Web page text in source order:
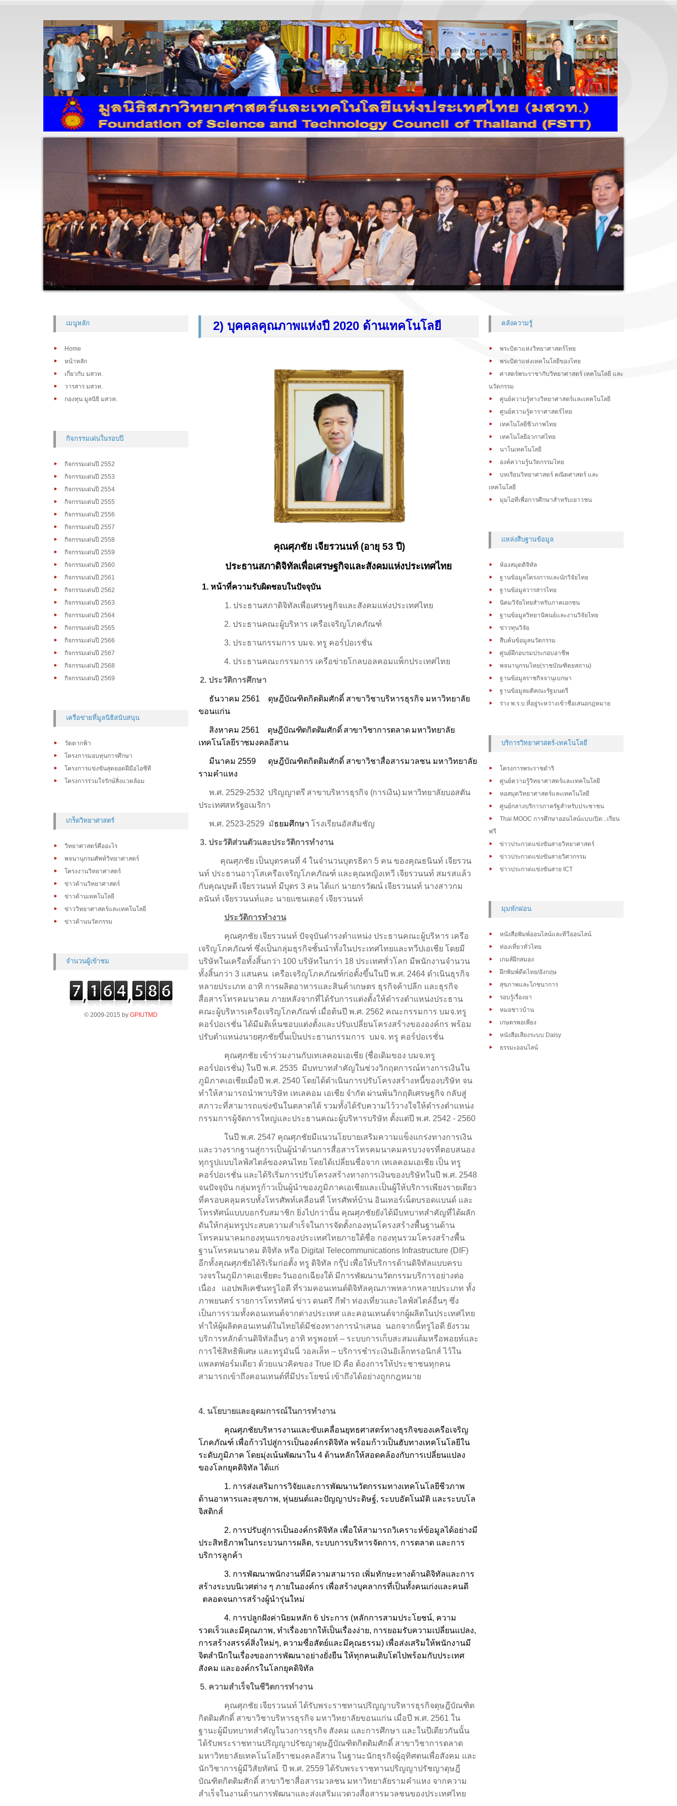
เมนูหลัก
Home
หน้าหลัก
เกี่ยวกับ มสวท.
วารสาร มสวท.
กองทุน มูลนิธิ มสวท.
กิจกรรมเด่นในรอบปี
กิจกรรมเด่นปี 2552
กิจกรรมเด่นปี 2553
กิจกรรมเด่นปี 2554
กิจกรรมเด่นปี 2555
กิจกรรมเด่นปี 2556
กิจกรรมเด่นปี 2557
กิจกรรมเด่นปี 2558
กิจกรรมเด่นปี 2559
กิจกรรมเด่นปี 2560
กิจกรรมเด่นปี 2561
กิจกรรมเด่นปี 2562
กิจกรรมเด่นปี 2563
กิจกรรมเด่นปี 2564
กิจกรรมเด่นปี 2565
กิจกรรมเด่นปี 2566
กิจกรรมเด่นปี 2567
กิจกรรมเด่นปี 2568
กิจกรรมเด่นปี 2569
เครือข่ายที่มูลนิธิสนับสนุน
วัดตากฟ้า
โครงการมอบทุนการศึกษา
โครงการแข่งขันสุดยอดฝีมือไอซีที
โครงการร่วมใจรักษ์สิ่งแวดล้อม
เกร็ดวิทยาศาสตร์
วิทยาศาสตร์คืออะไร
พจนานุกรมศัพท์วิทยาศาสตร์
โครงงานวิทยาศาสตร์
ข่าวด้านวิทยาศาสตร์
ข่าวด้านเทคโนโลยี
ข่าววิทยาศาสตร์และเทคโนโลยี
ข่าวด้านนวัตกรรม
จำนวนผู้เข้าชม
© 2009-2015 by GPIUTMD
2) บุคคลคุณภาพแห่งปี 2020 ด้านเทคโนโลยี
คุณศุภชัย เจียรวนนท์ (อายุ 53 ปี)
ประธานสภาดิจิทัลเพื่อเศรษฐกิจและสังคมแห่งประเทศไทย
1. หน้าที่ความรับผิดชอบในปัจจุบัน
1. ประธานสภาดิจิทัลเพื่อเศรษฐกิจและสังคมแห่งประเทศไทย
2. ประธานคณะผู้บริหาร เครือเจริญโภคภัณฑ์
3. ประธานกรรมการ บมจ. ทรู คอร์ปอเรชั่น
4. ประธานคณะกรรมการ เครือข่ายโกลบอลคอมแพ็กประเทศไทย
2. ประวัติการศึกษา
ธันวาคม 2561
ดุษฎีบัณฑิตกิตติมศักดิ์ สาขาวิชาบริหารธุรกิจ มหาวิทยาลัย
ขอนแก่น
สิงหาคม 2561
ดุษฎีบัณฑิตกิตติมศักดิ์ สาขาวิชาการตลาด มหาวิทยาลัย
เทคโนโลยีราชมงคลอีสาน
มีนาคม 2559
ดุษฎีบัณฑิตกิตติมศักดิ์ สาขาวิชาสื่อสารมวลชน มหาวิทยาลัย
รามคำแหง
พ.ศ. 2529-2532 ปริญญาตรี สาขาบริหารธุรกิจ (การเงิน) มหาวิทยาลัยบอสตัน
ประเทศสหรัฐอเมริกา
พ.ศ. 2523-2529 มัธยมศึกษา โรงเรียนอัสสัมชัญ
3. ประวัติส่วนตัวและประวัติการทำงาน
คุณศุภชัย เป็นบุตรคนที่ 4 ในจำนวนบุตรธิดา 5 คน ของคุณธนินท์ เจียรวน
นท์ ประธานอาวุโสเครือเจริญโภคภัณฑ์ และคุณหญิงเทวี เจียรวนนท์ สมรสแล้ว
กับคุณบุษดี เจียรวนนท์ มีบุตร 3 คน ได้แก่ นายกรวัฒน์ เจียรวนนท์ นางสาวกม
ลนันท์ เจียรวนนท์และ นายแซนเดอร์ เจียรวนนท์
ประวัติการทำงาน
คุณศุภชัย เจียรวนนท์ ปัจจุบันดำรงตำแหน่ง ประธานคณะผู้บริหาร เครือ
เจริญโภคภัณฑ์ ซึ่งเป็นกลุ่มธุรกิจชั้นนำทั้งในประเทศไทยและทวีปเอเชีย โดยมี
บริษัทในเครือทั้งสิ้นกว่า 100 บริษัทในกว่า 18 ประเทศทั่วโลก มีพนักงานจำนวน
ทั้งสิ้นกว่า 3 แสนคน เครือเจริญโภคภัณฑ์ก่อตั้งขึ้นในปี พ.ศ. 2464 ดำเนินธุรกิจ
หลายประเภท อาทิ การผลิตอาหารและสินค้าเกษตร ธุรกิจค้าปลีก และธุรกิจ
สื่อสารโทรคมนาคม ภายหลังจากที่ได้รับการแต่งตั้งให้ดำรงตำแหน่งประธาน
คณะผู้บริหารเครือเจริญโภคภัณฑ์ เมื่อต้นปี พ.ศ. 2562 คณะกรรมการ บมจ.ทรู
คอร์ปอเรชั่น ได้มีมติเห็นชอบแต่งตั้งและปรับเปลี่ยนโครงสร้างขององค์กร พร้อม
ปรับตำแหน่งนายศุภชัยขึ้นเป็นประธานกรรมการ บมจ. ทรู คอร์ปอเรชั่น
คุณศุภชัย เข้าร่วมงานกับเทเลคอมเอเชีย (ชื่อเดิมของ บมจ.ทรู
คอร์ปอเรชั่น) ในปี พ.ศ. 2535 มีบทบาทสำคัญในช่วงวิกฤตการณ์ทางการเงินใน
ภูมิภาคเอเชียเมื่อปี พ.ศ. 2540 โดยได้ดำเนินการปรับโครงสร้างหนี้ของบริษัท จน
ทำให้สามารถนำพาบริษัท เทเลคอม เอเชีย จำกัด ผ่านพ้นวิกฤติเศรษฐกิจ กลับสู่
สภาวะที่สามารถแข่งขันในตลาดได้ รวมทั้งได้รับความไว้วางใจให้ดำรงตำแหน่ง
กรรมการผู้จัดการใหญ่และประธานคณะผู้บริหารบริษัท ตั้งแต่ปี พ.ศ. 2542 - 2560
ในปี พ.ศ. 2547 คุณศุภชัยมีแนวนโยบายเสริมความแข็งแกร่งทางการเงิน
และวางรากฐานสู่การเป็นผู้นำด้านการสื่อสารโทรคมนาคมครบวงจรที่ตอบสนอง
ทุกรูปแบบไลฟ์สไตล์ของคนไทย โดยได้เปลี่ยนชื่อจาก เทเลคอมเอเชีย เป็น ทรู
คอร์ปอเรชั่น และได้ริเริ่มการปรับโครงสร้างทางการเงินของบริษัทในปี พ.ศ. 2548
จนปัจจุบัน กลุ่มทรูก้าวเป็นผู้นำของภูมิภาคเอเชียและเป็นผู้ให้บริการเพียงรายเดียว
ที่ครอบคลุมครบทั้งโทรศัพท์เคลื่อนที่ โทรศัพท์บ้าน อินเทอร์เน็ตบรอดแบนด์ และ
โทรทัศน์แบบบอกรับสมาชิก ยิ่งไปกว่านั้น คุณศุภชัยยังได้มีบทบาทสำคัญที่ได้ผลัก
ดันให้กลุ่มทรูประสบความสำเร็จในการจัดตั้งกองทุนโครงสร้างพื้นฐานด้าน
โทรคมนาคมกองทุนแรกของประเทศไทยภายใต้ชื่อ กองทุนรวมโครงสร้างพื้น
ฐานโทรคมนาคม ดิจิทัล หรือ Digital Telecommunications Infrastructure (DIF)
อีกทั้งคุณศุภชัยได้ริเริ่มก่อตั้ง ทรู ดิจิทัล กรุ๊ป เพื่อให้บริการด้านดิจิทัลแบบครบ
วงจรในภูมิภาคเอเชียตะวันออกเฉียงใต้ มีการพัฒนานวัตกรรมบริการอย่างต่อ
เนื่อง
แอปพลิเคชันทรูไอดี ที่รวมคอนเทนต์ดิจิทัลคุณภาพหลากหลายประเภท ทั้ง
ภาพยนตร์ รายการโทรทัศน์ ข่าว ดนตรี กีฬา ท่องเที่ยวและไลฟ์สไตล์อื่นๆ ซึ่ง
เป็นการรวมทั้งคอนเทนต์จากต่างประเทศ และคอนเทนต์จากผู้ผลิตในประเทศไทย
ทำให้ผู้ผลิตคอนเทนต์ในไทยได้มีช่องทางการนำเสนอ นอกจากนี้ทรูไอดี ยังรวม
บริการหลักด้านดิจิทัลอื่นๆ อาทิ ทรูพอยท์ – ระบบการเก็บสะสมแต้มหรือพอยท์และ
การใช้สิทธิพิเศษ และทรูมันนี่ วอลเล็ท – บริการชำระเงินอิเล็กทรอนิกส์ ไว้ใน
แพลตฟอร์มเดียว ด้วยแนวคิดของ True ID คือ ต้องการให้ประชาชนทุกคน
สามารถเข้าถึงคอนเทนต์ที่มีประโยชน์ เข้าถึงได้อย่างถูกกฎหมาย
4. นโยบายและอุดมการณ์ในการทำงาน
คุณศุภชัยบริหารงานและขับเคลื่อนยุทธศาสตร์ทางธุรกิจของเครือเจริญ
โภคภัณฑ์ เพื่อก้าวไปสู่การเป็นองค์กรดิจิทัล พร้อมก้าวเป็นฮับทางเทคโนโลยีใน
ระดับภูมิภาค โดยมุ่งเน้นพัฒนาใน 4 ด้านหลักให้สอดคล้องกับการเปลี่ยนแปลง
ของโลกยุคดิจิทัล ได้แก่
1. การส่งเสริมการวิจัยและการพัฒนานวัตกรรมทางเทคโนโลยีชีวภาพ
ด้านอาหารและสุขภาพ, หุ่นยนต์และปัญญาประดิษฐ์, ระบบอัตโนมัติ และระบบโล
จิสติกส์
2. การปรับสู่การเป็นองค์กรดิจิทัล เพื่อให้สามารถวิเคราะห์ข้อมูลได้อย่างมี
ประสิทธิภาพในกระบวนการผลิต, ระบบการบริหารจัดการ, การตลาด และการ
บริการลูกค้า
3. การพัฒนาพนักงานที่มีความสามารถ เพิ่มทักษะทางด้านดิจิทัลและการ
สร้างระบบนิเวศต่าง ๆ ภายในองค์กร เพื่อสร้างบุคลากรที่เป็นทั้งคนเก่งและคนดี
ตลอดจนการสร้างผู้นำรุ่นใหม่
4. การปลูกฝังค่านิยมหลัก 6 ประการ (หลักการสามประโยชน์, ความ
รวดเร็วและมีคุณภาพ, ทำเรื่องยากให้เป็นเรื่องง่าย, การยอมรับความเปลี่ยนแปลง,
การสร้างสรรค์สิ่งใหม่ๆ, ความซื่อสัตย์และมีคุณธรรม) เพื่อส่งเสริมให้พนักงานมี
จิตสำนึกในเรื่องของการพัฒนาอย่างยั่งยืน ให้ทุกคนเติบโตไปพร้อมกับประเทศ
สังคม และองค์กรในโลกยุคดิจิทัล
5. ความสำเร็จในชีวิตการทำงาน
คุณศุภชัย เจียรวนนท์ ได้รับพระราชทานปริญญาบริหารธุรกิจดุษฎีบัณฑิต
กิตติมศักดิ์ สาขาวิชาบริหารธุรกิจ มหาวิทยาลัยขอนแก่น เมื่อปี พ.ศ. 2561 ใน
ฐานะผู้มีบทบาทสำคัญในวงการธุรกิจ สังคม และการศึกษา และในปีเดียวกันนั้น
ได้รับพระราชทานปริญญาปรัชญาดุษฎีบัณฑิตกิตติมศักดิ์ สาขาวิชาการตลาด
มหาวิทยาลัยเทคโนโลยีราชมงคลอีสาน ในฐานะนักธุรกิจผู้อุทิศตนเพื่อสังคม และ
นักวิชาการผู้มีวิสัยทัศน์ ปี พ.ศ. 2559ได้รับพระราชทานปริญญาปรัชญาดุษฎี
บัณฑิตกิตติมศักดิ์ สาขาวิชาสื่อสารมวลชน มหาวิทยาลัยรามคำแหง จากความ
สำเร็จในงานด้านการพัฒนาและส่งเสริมแวดวงสื่อสารมวลชนของประเทศไทย
คลังความรู้
พระบิดาแห่งวิทยาศาสตร์ไทย
พระบิดาแห่งเทคโนโลยีของไทย
ศาสตร์พระราชากับวิทยาศาสตร์ เทคโนโลยี และ
นวัตกรรม
ศูนย์ความรู้ทางวิทยาศาสตร์และเทคโนโลยี
ศูนย์ความรู้ดาราศาสตร์ไทย
เทคโนโลยีชีวภาพไทย
เทคโนโลยีอวกาศไทย
นาโนเทคโนโลยี
องค์ความรู้นวัตกรรมไทย
บทเรียนวิทยาศาสตร์ คณิตศาสตร์ และ
เทคโนโลยี
มุมไอทีเพื่อการศึกษาสำหรับเยาวชน
แหล่งสืบฐานข้อมูล
ห้องสมุดดิจิทัล
ฐานข้อมูลโครงการและนักวิจัยไทย
ฐานข้อมูลวารสารไทย
นิคมวิจัยไทยสำหรับภาคเอกชน
ฐานข้อมูลวิทยานิพนธ์และงานวิจัยไทย
ข่าวทุนวิจัย
สืบค้นข้อมูลนวัตกรรม
ศูนย์ฝึกอบรมประกอบอาชีพ
พจนานุกรมไทย(ราชบัณฑิตยสถาน)
ฐานข้อมูลราชกิจจานุเบกษา
ฐานข้อมูลมติคณะรัฐมนตรี
ร่าง พ.ร.บ.ที่อยู่ระหว่างเข้าชื่อเสนอกฎหมาย
บริการวิทยาศาสตร์-เทคโนโลยี
โครงการพระราชดำริ
ศูนย์ความรู้วิทยาศาสตร์และเทคโนโลยี
หอสมุดวิทยาศาสตร์และเทคโนโลยี
ศูนย์กลางบริการภาครัฐสำหรับประชาชน
Thai MOOC การศึกษาออนไลน์แบบเปิด...เรียน
ฟรี
ข่าวประกวดแข่งขันสายวิทยาศาสตร์
ข่าวประกวดแข่งขันสายวิศวกรรม
ข่าวประกวดแข่งขันสาย ICT
มุมพักผ่อน
หนังสือพิมพ์ออนไลน์และทีวีออนไลน์
ท่องเที่ยวทั่วไทย
เกมส์ฝึกสมอง
ฝึกพิมพ์ดีดไทย/อังกฤษ
สุขภาพและโภชนาการ
รอบรู้เรื่องยา
หมอชาวบ้าน
เกษตรพอเพียง
หนังสือเสียงระบบ Daisy
ธรรมะออนไลน์